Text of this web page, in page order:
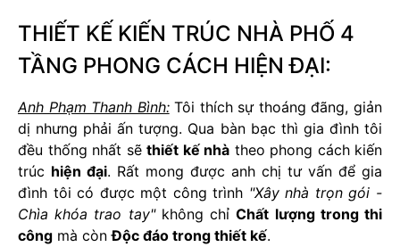
THIẾT KẾ KIẾN TRÚC NHÀ PHỐ 4
TẦNG PHONG CÁCH HIỆN ĐẠI:
Anh Phạm Thanh Bình:Tôi thích sự thoáng đãng, giản
dị nhưng phải ấn tượng. Qua bàn bạc thì gia đình tôi
đều thống nhất sẽ thiết kế nhà theo phong cách kiến
trúc hiện đại. Rất mong được anh chị tư vấn để gia
đình tôi có được một công trình "Xây nhà trọn gói -
Chìa khóa trao tay"không chỉChất lượng trong thi
công mà cònĐộc đáo trong thiết kế.